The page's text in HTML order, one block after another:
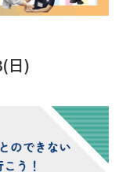
日)